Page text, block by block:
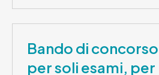
Bando di
per soli esami, per